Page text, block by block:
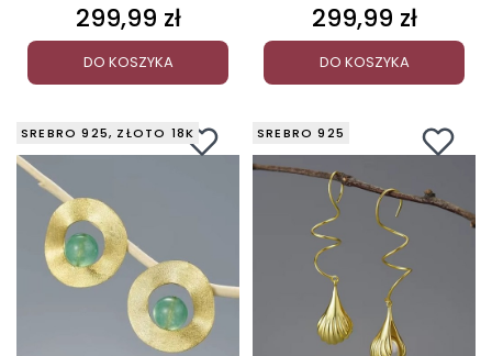
Cena
299,99 zł
DO KOSZYKA
Cena
299,99 zł
DO KOSZYKA
SREBRO 925, ZŁOTO 18K SREBRO 925